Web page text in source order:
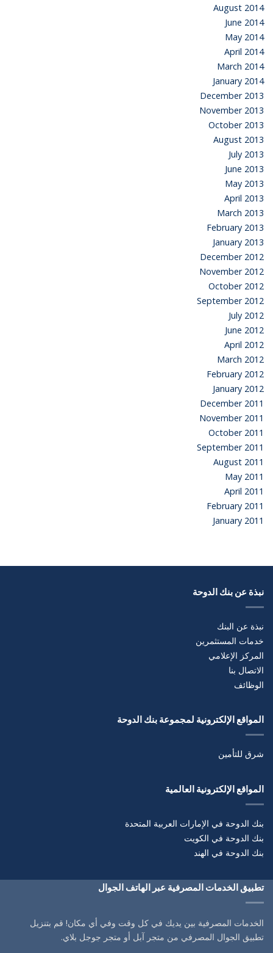
August 2014
June 2014
May 2014
April 2014
March 2014
January 2014
December 2013
November 2013
October 2013
August 2013
July 2013
June 2013
May 2013
April 2013
March 2013
February 2013
January 2013
December 2012
November 2012
October 2012
September 2012
July 2012
June 2012
April 2012
March 2012
February 2012
January 2012
December 2011
November 2011
October 2011
September 2011
August 2011
May 2011
April 2011
February 2011
January 2011
نبذة عن بنك الدوحة
نبذة عن البنك
خدمات المستثمرين
المركز الإعلامي
الاتصال بنا
الوظائف
المواقع الإلكترونية لمجموعة بنك الدوحة
شرق للتأمين
المواقع الإلكترونية العالمية
بنك الدوحة في الإمارات العربية المتحدة
بنك الدوحة في الكويت
بنك الدوحة في الهند
تطبيق الخدمات المصرفية عبر الهاتف الجوال
الخدمات المصرفية بين يديك في كل وقت وفي أي مكان! قم بتنزيل
تطبيق الجوال المصرفي من متجر آبل أو متجر جوجل بلاي.